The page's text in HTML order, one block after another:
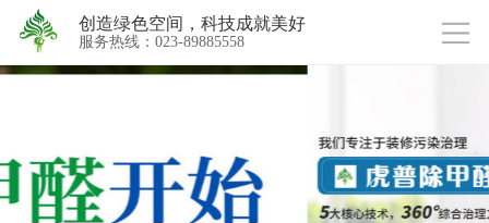
创造绿色空间，科技成就美好
服务热线：023-89885558